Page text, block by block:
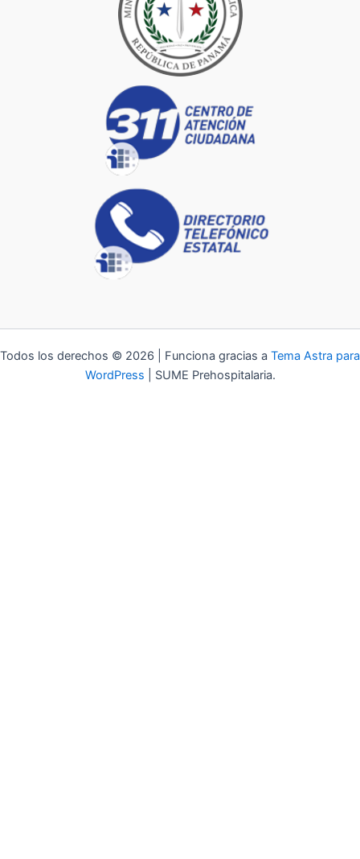
Todos los derechos © 2026 | Funciona gracias a Tema Astra para
WordPress | SUME Prehospitalaria.